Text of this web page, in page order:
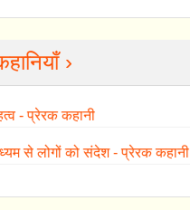
›
- प्रेरक कहानी
से लोगों को संदेश - प्रेरक कहानी